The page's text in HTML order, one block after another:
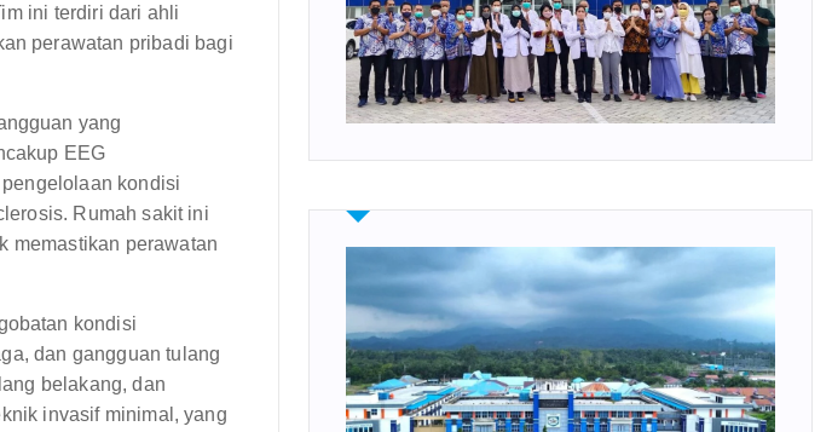
ini terdiri dari ahli
perawatan pribadi bagi
yang
EEG
kondisi
Rumah sakit ini
memastikan perawatan
kondisi
dan gangguan tulang
belakang, dan
invasif minimal, yang